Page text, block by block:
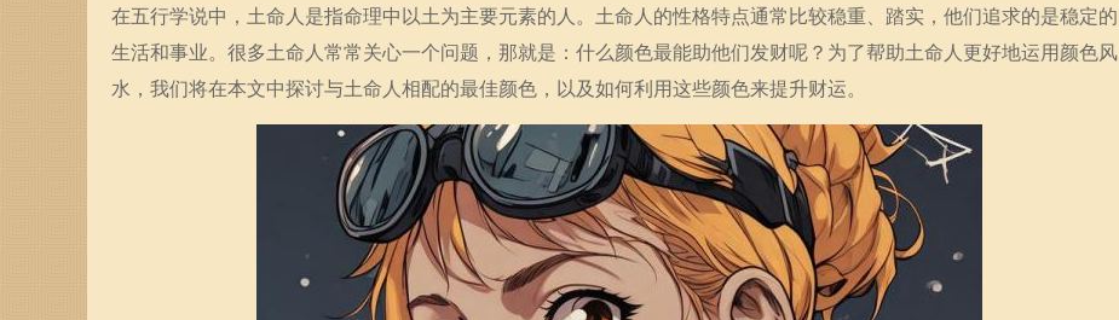
在五行学说中，土命人是指命理中以土为主要元素的人。土命人的性格特点通常比较稳重、踏实，他们追求的是稳定的
生活和事业。很多土命人常常关心一个问题，那就是：什么颜色最能助他们发财呢？为了帮助土命人更好地运用颜色风
水，我们将在本文中探讨与土命人相配的最佳颜色，以及如何利用这些颜色来提升财运。